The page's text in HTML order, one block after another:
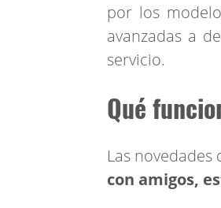
por los
avanzadas a
servicio.
Qué
Las novedades
con amigos,